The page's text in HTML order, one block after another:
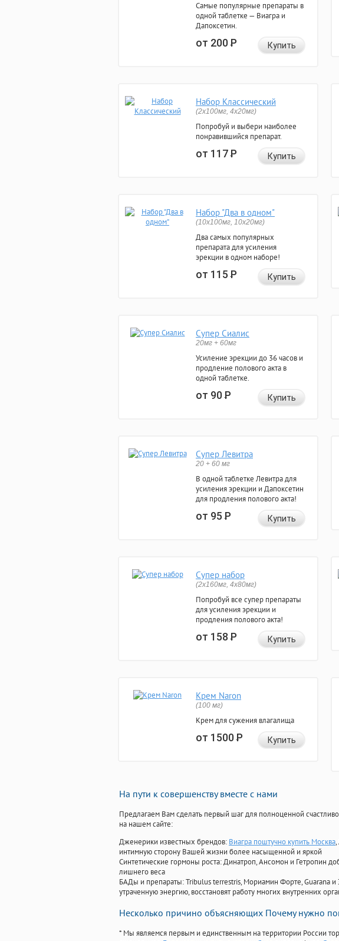
Самые популярные препараты в
одной таблетке — Виагра и
Дапоксетин.
от 200Р Купить
Набор Классический
(2x100мг, 4x20мг)
Попробуй и выбери наиболее
понравившийся препарат.
от 117Р Купить
Набор "Два в одном"
(10x100мг, 10x20мг)
Два самых популярных
препарата для усиления
эрекции в одном наборе!
от 115Р Купить
Супер Сиалис
20мг + 60мг
Усиление эрекции до 36 часов и
продление полового акта в
одной таблетке.
от 90Р Купить
Супер Левитра
20 + 60 мг
В одной таблетке Левитра для
усиления эрекции и Дапоксетин
для продления полового акта!
от 95Р Купить
Супер набор
(2х160мг, 4х80мг)
Попробуй все супер препараты
для усиления эрекции и
продления полового акта!
от 158Р Купить
Крем Naron
(100 мг)
Крем для сужения влагалища
от 1500Р Купить
На пути к совершенству вместе с нами
Предлагаем Вам сделать первый шаг для полноценной
на нашем сайте:
Дженерики известных брендов: Виагра поштучно купить Москва,
интимную сторону Вашей жизни более насыщенной и яркой
Синтетические гормоны роста: Динатроп, Ансомон и Гетропин
лишнего веса
БАДы и препараты:Tribulus terrestris, Мориамин Форте, Guarana и
утраченную энергию, восстановят работу многих внутренних
Несколько причино объясняющих Почему нужно
* Мы являемся первым и единственным на территории России